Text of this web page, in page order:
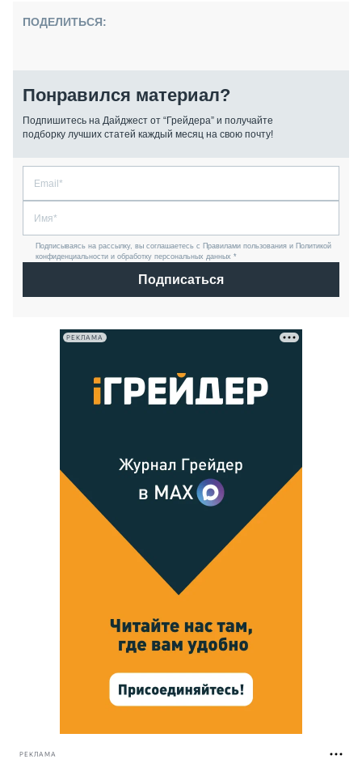
ПОДЕЛИТЬСЯ:
Понравился материал?
Подпишитесь на Дайджест от “Грейдера” и получайте
подборку лучших статей каждый месяц на свою почту!
Подписываясь на рассылку, вы соглашаетесь с Правилами пользования и Политикой
конфиденциальности и обработку персональных данных *
Подписаться
РЕКЛАМА
РЕКЛАМА